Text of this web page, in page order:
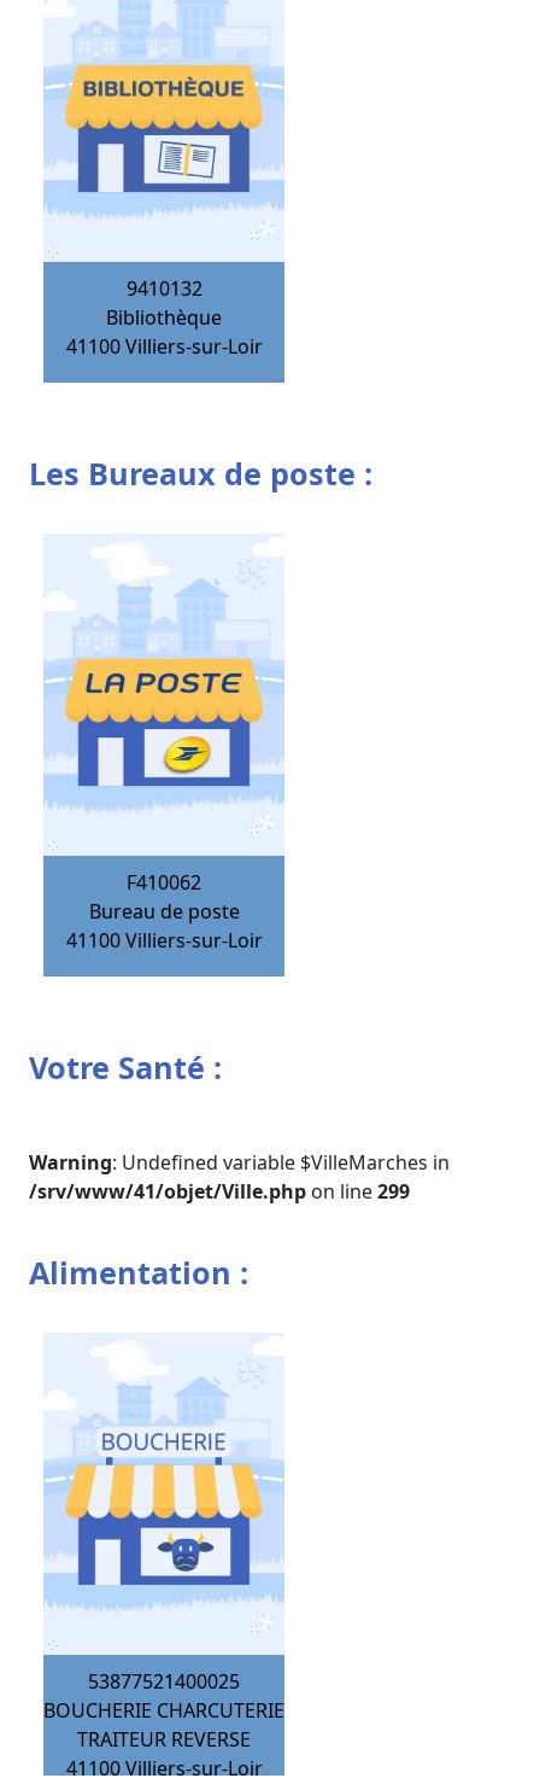
9410132
Bibliothèque
41100 Villiers-sur-Loir
Les Bureaux de poste :
F410062
Bureau de poste
41100 Villiers-sur-Loir
Votre Santé :
Warning: Undefined variable $VilleMarches in
/srv/www/41/objet/Ville.php on line299
Alimentation :
53877521400025
BOUCHERIE CHARCUTERIE
TRAITEUR REVERSE
41100 Villiers-sur-Loir